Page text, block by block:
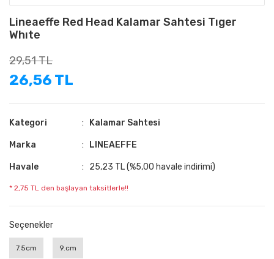
Lineaeffe Red Head Kalamar Sahtesi Tıger
Whıte
26,56 TL
29,51 TL
Kategori Kalamar Sahtesi
Marka LINEAEFFE
Havale 25,23 TL (%5,00 havale indirimi)
* 2,75 TL den başlayan taksitlerle!!
Seçenekler
7.5cm 9.cm